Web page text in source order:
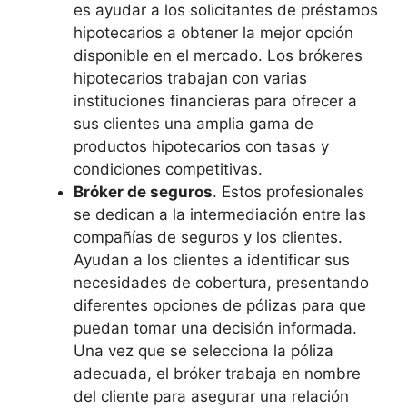
es ayudar a los solicitantes de préstamos
hipotecarios a obtener la mejor opción
disponible en el mercado. Los brókeres
hipotecarios trabajan con varias
instituciones financieras para ofrecer a
sus clientes una amplia gama de
productos hipotecarios con tasas y
condiciones competitivas.
Bróker de seguros. Estos profesionales
se dedican a la intermediación entre las
compañías de seguros y los clientes.
Ayudan a los clientes a identificar sus
necesidades de cobertura, presentando
diferentes opciones de pólizas para que
puedan tomar una decisión informada.
Una vez que se selecciona la póliza
adecuada, el bróker trabaja en nombre
del cliente para asegurar una relación